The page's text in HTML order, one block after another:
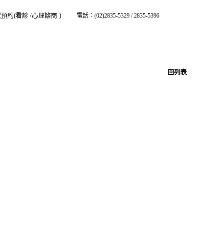
約(看診 /心理諮商 ) 電話：(02)2835-5329 / 2835-5396
回列表